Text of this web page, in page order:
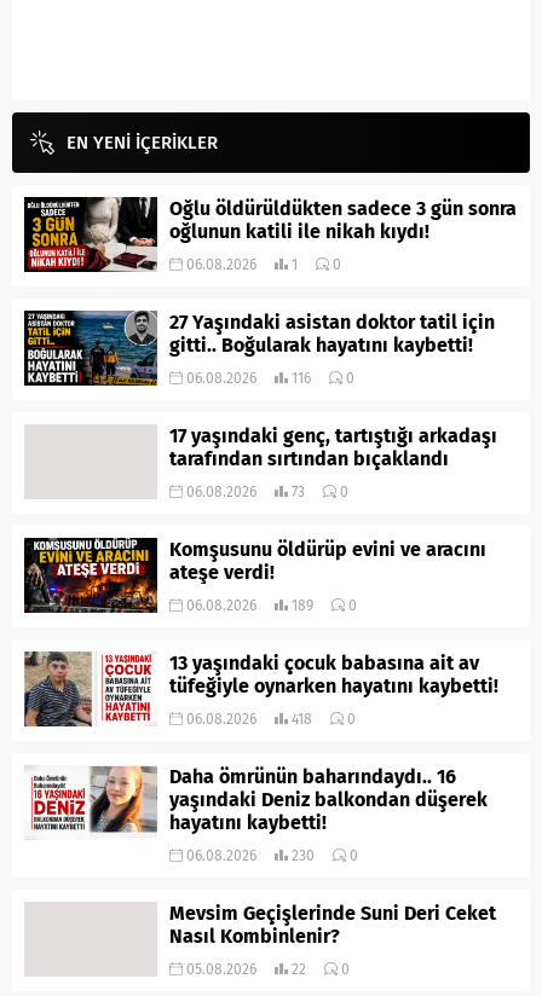
EN YENİ İÇERİKLER
Oğlu öldürüldükten sadece 3 gün sonra
oğlunun katili ile nikah kıydı!
06.08.2026 1 0
27 Yaşındaki asistan doktor tatil için
gitti.. Boğularak hayatını kaybetti!
06.08.2026 116 0
17 yaşındaki genç, tartıştığı arkadaşı
tarafından sırtından bıçaklandı
06.08.2026 73 0
Komşusunu öldürüp evini ve aracını
ateşe verdi!
06.08.2026 189 0
13 yaşındaki çocuk babasına ait av
tüfeğiyle oynarken hayatını kaybetti!
06.08.2026 418 0
Daha ömrünün baharındaydı.. 16
yaşındaki Deniz balkondan düşerek
hayatını kaybetti!
06.08.2026 230 0
Mevsim Geçişlerinde Suni Deri Ceket
Nasıl Kombinlenir?
05.08.2026 22 0